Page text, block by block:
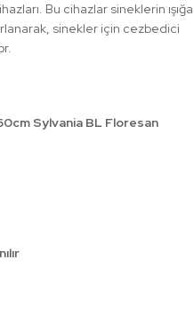
Bu cihazlar sineklerin ışığa
sinekler için cezbedici
Sylvania BL Floresan